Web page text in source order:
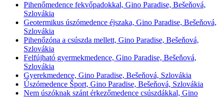
Pihenőmedence fekvőpadokkal, Gino Paradise, Bešeňová,
Szlovákia
Geotermikus úszómedence éjszaka, Gino Paradise, Bešeňová,
Szlovákia
Pihenőzóna a csúszda mellett, Gino Paradise, Bešeňová,
Szlovákia
Felfújható gyermekmedence, Gino Paradise, Bešeňová,
Szlovákia
Gyerekmedence, Gino Paradise, Bešeňová, Szlovákia
Úszómedence Šport, Gino Paradise, Bešeňová, Szlovákia
Nem úszóknak szánt érkezőmedence csúszdákkal, Gino